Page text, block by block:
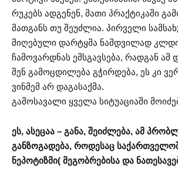
რუკებს ადგენენ, მათი პრაქტიკაში
მათგანს თუ შეუძლია. პირველი
მიღებული დარტყმა ნამდვილად
ჩამოვარდნას ემსგავსება, რადგან
შენ გამოცდილება გჭირდება, ეს კი
ვინმემ არ დაგასაქმა.
გამოსავალი ყველა სიტუაციაში
ეს, ასეცაა – განა, შეიძლება, ამ
განზოგადება, როდესაც
ნეპოტიზმი( მეგობრებისა და